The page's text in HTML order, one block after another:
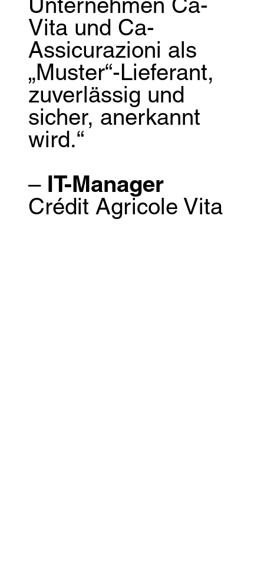
Unternehmen Ca-
Vita und Ca-
Assicurazioni als
„Muster“-Lieferant,
zuverlässig und
sicher, anerkannt
wird.“
– IT-Manager
Crédit Agricole Vita